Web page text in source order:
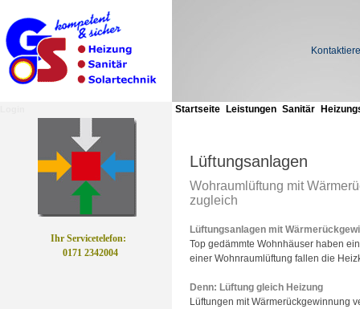
Startseite Leistungen Sanitär
Ihr Servicetelefon:
0171 2342004
Lüftungsanlagen
Wohraumlüftung mit
zugleich
Lüftungsanlagen mit
Top gedämmte Wohnhäuser haben
einer Wohnraumlüftung fallen die
Denn: Lüftung gleich Heizung
Lüftungen mit Wärmerückgewinnung